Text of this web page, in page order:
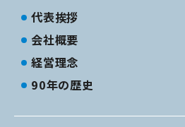
代表挨拶
会社概要
経営理念
90年の歴史